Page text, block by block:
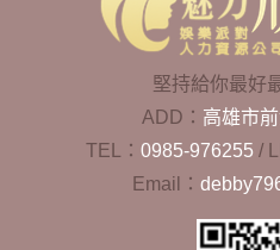
堅持給你最好
ADD： 高雄市
TEL： 0985-976255 /
Email：